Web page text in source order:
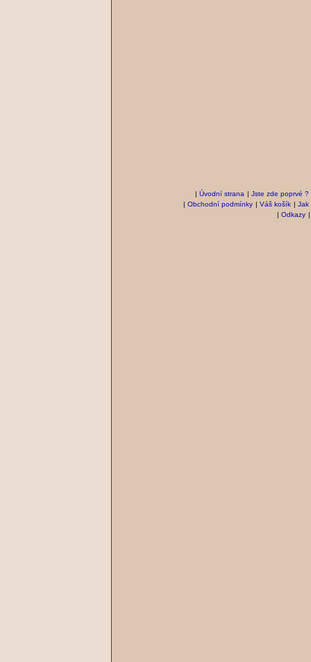
| Úvodní strana | Jste zde poprvé ?
| Obchodní podmínky | Váš košík | Jak
| Odkazy